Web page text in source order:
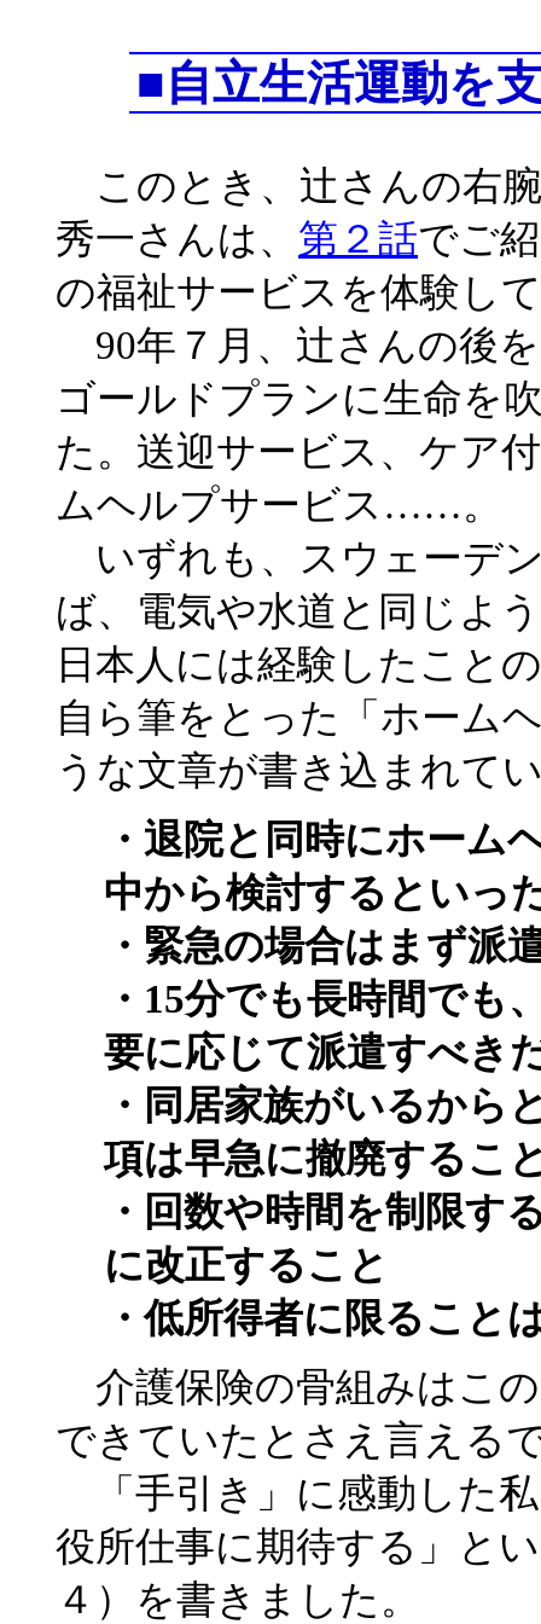
■自立生活運動を
このとき、辻さんの右
秀一さんは、 第２話でご
の福祉サービスを体験し
90年７月、辻さんの後
ゴールドプランに生命を
た。送迎サービス、ケア
ムヘルプサービス……。
いずれも、スウェーデ
ば、電気や水道と同じよ
日本人には経験したこと
自ら筆をとった「ホーム
うな文章が書き込まれて
・退院と同時にホーム
中から検討するといっ
・緊急の場合はまず派
・15分でも長時間でも
要に応じて派遣すべき
・同居家族がいるから
項は早急に撤廃するこ
・回数や時間を制限す
に改正すること
・低所得者に限ること
介護保険の骨組みはこ
できていたとさえ言える
「手引き」に感動した
役所仕事に期待する」と
４）を書きました。